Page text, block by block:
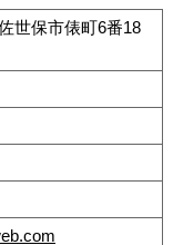
世保市俵町6番18